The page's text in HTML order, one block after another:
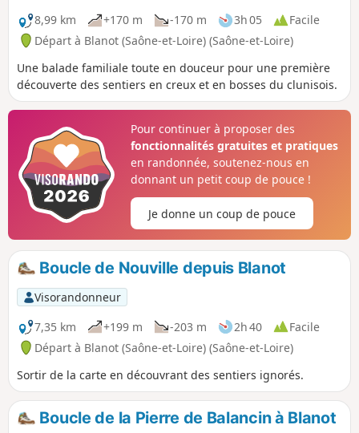
8,99 km +170 m -170 m 3h 05
Facile
Départ à Blanot (Saône-et-Loire) (Saône-et-Loire)
Une balade familiale toute en douceur pour une première
découverte des sentiers en creux et en bosses du clunisois.
Pour continuer à proposer des
fonctionnalités gratuites et pratiques
en randonnée, soutenez-nous en
donnant un petit coup de pouce !
Je donne un coup de pouce
Boucle de Nouville depuis Blanot
Visorandonneur
7,35 km
+199 m -203 m 2h 40
Facile
Départ à Blanot (Saône-et-Loire) (Saône-et-Loire)
Sortir de la carte en découvrant des sentiers ignorés.
Boucle de la Pierre de Balancin à Blanot